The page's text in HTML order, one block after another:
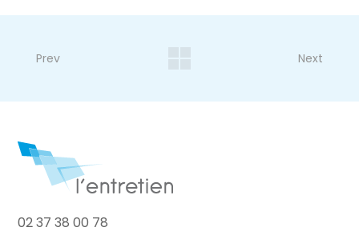
Prev Next
02 37 38 00 78